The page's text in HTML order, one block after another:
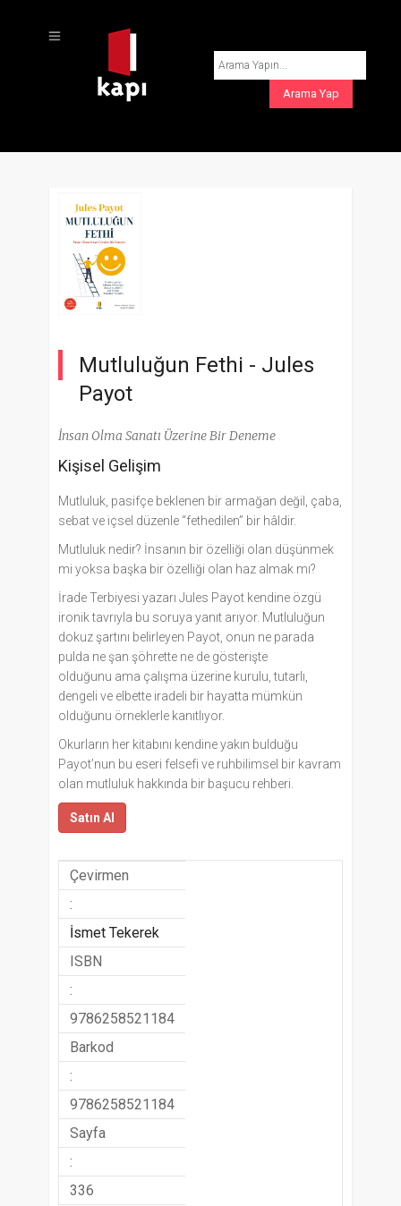
Mutluluğun Fethi - Jules
Payot
İnsan Olma Sanatı Üzerine Bir Deneme
Kişisel Gelişim
Mutluluk, pasifçe beklenen bir armağan değil, çaba,
sebat ve içsel düzenle “fethedilen” bir hâldir.
Mutluluk nedir? İnsanın bir özelliği olan düşünmek
mi yoksa başka bir özelliği olan haz almak mı?
İrade Terbiyesi yazarı Jules Payot kendine özgü
ironik tavrıyla bu soruya yanıt arıyor. Mutluluğun
dokuz şartını belirleyen Payot, onun ne parada
pulda ne şan şöhrette ne de gösterişte
olduğunu ama çalışma üzerine kurulu, tutarlı,
dengeli ve elbette iradeli bir hayatta mümkün
olduğunu örneklerle kanıtlıyor.
Okurların her kitabını kendine yakın bulduğu
Payot’nun bu eseri felsefi ve ruhbilimsel bir kavram
olan mutluluk hakkında bir başucu rehberi.
Satın Al
Çevirmen
:
İsmet Tekerek
ISBN
:
9786258521184
Barkod
:
9786258521184
Sayfa
:
336